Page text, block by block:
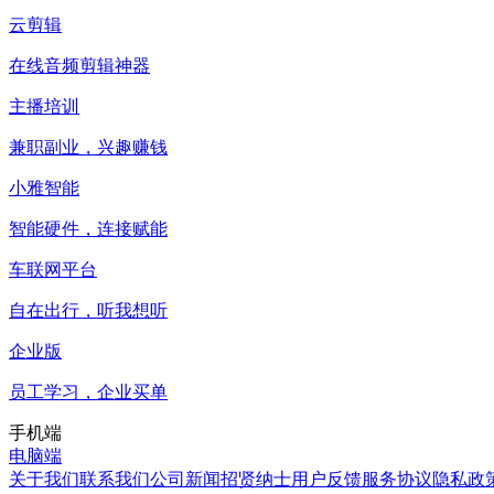
云剪辑
在线音频剪辑神器
主播培训
兼职副业，兴趣赚钱
小雅智能
智能硬件，连接赋能
车联网平台
自在出行，听我想听
企业版
员工学习，企业买单
手机端
电脑端
关于我们联系我们公司新闻招贤纳士用户反馈服务协议隐私政